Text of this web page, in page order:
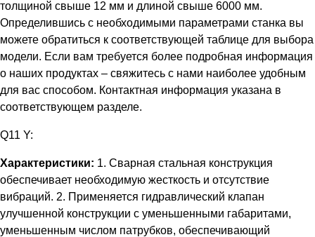
толщиной свыше 12 мм и длиной свыше 6000 мм.
Определившись с необходимыми параметрами станка вы
можете обратиться к соответствующей таблице для выбора
модели. Если вам требуется более подробная информация
о наших продуктах – свяжитесь с нами наиболее удобным
для вас способом. Контактная информация указана в
соответствующем разделе.
Q11 Y:
Характеристики: 1. Сварная стальная конструкция
обеспечивает необходимую жесткость и отсутствие
вибраций. 2. Применяется гидравлический клапан
улучшенной конструкции с уменьшенными габаритами,
уменьшенным числом патрубков, обеспечивающий